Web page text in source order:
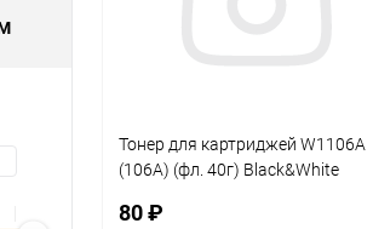
Тонер для картриджей W1106A
(106A) (фл. 40г) Black&White
80 ₽